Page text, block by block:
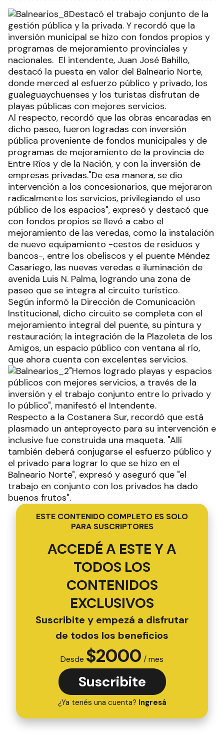
Destacó el trabajo conjunto de la
gestión pública y la privada. Y recordó que la
inversión municipal se hizo con fondos propios y
programas de mejoramiento provinciales y
nacionales. El intendente, Juan José Bahillo,
destacó la puesta en valor del Balneario Norte,
donde merced al esfuerzo público y privado, los
gualeguaychuenses y los turistas disfrutan de
playas públicas con mejores servicios.
Al respecto, recordó que las obras encaradas en
dicho paseo, fueron logradas con inversión
pública proveniente de fondos municipales y de
programas de mejoramiento de la provincia de
Entre Ríos y de la Nación, y con la inversión de
empresas privadas."De esa manera, se dio
intervención a los concesionarios, que mejoraron
radicalmente los servicios, privilegiando el uso
público de los espacios", expresó y destacó que
con fondos propios se llevó a cabo el
mejoramiento de las veredas, como la instalación
de nuevo equipamiento -cestos de residuos y
bancos-, entre los obeliscos y el puente Méndez
Casariego, las nuevas veredas e iluminación de
avenida Luis N. Palma, logrando una zona de
paseo que se integra al circuito turístico.
Según informó la Dirección de Comunicación
Institucional, dicho circuito se completa con el
mejoramiento integral del puente, su pintura y
restauración; la integración de la Plazoleta de los
Amigos, un espacio público con ventana al río,
que ahora cuenta con excelentes servicios.
"Hemos logrado playas y espacios
públicos con mejores servicios, a través de la
inversión y el trabajo conjunto entre lo privado y
lo público", manifestó el Intendente.
Respecto a la Costanera Sur, recordó que está
plasmado un anteproyecto para su intervención e
inclusive fue construida una maqueta. "Allí
también deberá conjugarse el esfuerzo público y
el privado para lograr lo que se hizo en el
Balneario Norte", expresó y aseguró que "el
trabajo en conjunto con los privados ha dado
buenos frutos".
ESTE CONTENIDO COMPLETO ES SOLO
PARA SUSCRIPTORES
ACCEDÉ A ESTE Y A
TODOS LOS
CONTENIDOS
EXCLUSIVOS
Suscribite y empezá a disfrutar
de todos los beneficios
Desde $2000 / mes
Suscribite
¿Ya tenés una cuenta? Ingresá